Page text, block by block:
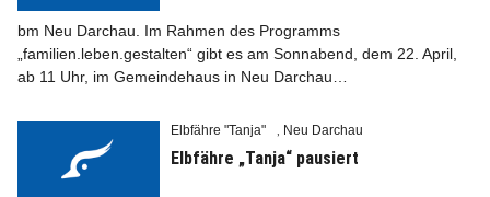
bm Neu Darchau. Im Rahmen des Programms
„familien.leben.gestalten“ gibt es am Sonnabend, dem 22. April,
ab 11 Uhr, im Gemeindehaus in Neu Darchau…
Elbfähre "Tanja" Neu Darchau
Elbfähre „Tanja“ pausiert